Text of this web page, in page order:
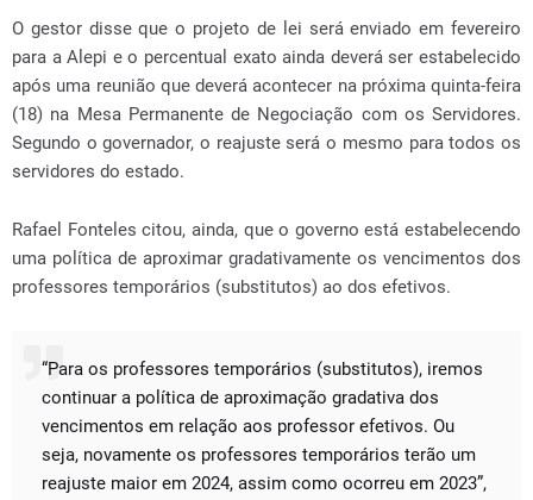
O gestor disse que o projeto de lei será enviado em fevereiro
para a Alepi e o percentual exato ainda deverá ser estabelecido
após uma reunião que deverá acontecer na próxima quinta-feira
(18) na Mesa Permanente de Negociação com os Servidores.
Segundo o governador, o reajuste será o mesmo para todos os
servidores do estado.
Rafael Fonteles citou, ainda, que o governo está estabelecendo
uma política de aproximar gradativamente os vencimentos dos
professores temporários (substitutos) ao dos efetivos.
“Para os professores temporários (substitutos), iremos
continuar a política de aproximação gradativa dos
vencimentos em relação aos professor efetivos. Ou
seja, novamente os professores temporários terão um
reajuste maior em 2024, assim como ocorreu em 2023”,